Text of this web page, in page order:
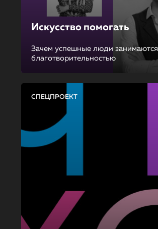
Искусство помогать
Зачем успешные люди занимаются
благотворительностью
СПЕЦПРОЕКТ